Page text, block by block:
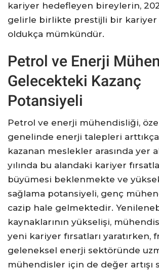
kariyer hedefleyen bireylerin,
gelirle birlikte prestijli bir kariyer
oldukça mümkündür.
Petrol ve Enerji
Gelecekteki Kazanç
Potansiyeli
Petrol ve enerji mühendisliği,
genelinde enerji talepleri
kazanan meslekler arasında yer
yılında bu alandaki kariyer
büyümesi beklenmekte ve
sağlama potansiyeli, genç
cazip hale gelmektedir.
kaynaklarının yükselişi,
yeni kariyer fırsatları yaratırken,
geleneksel enerji sektöründe
mühendisler için de değer artışı